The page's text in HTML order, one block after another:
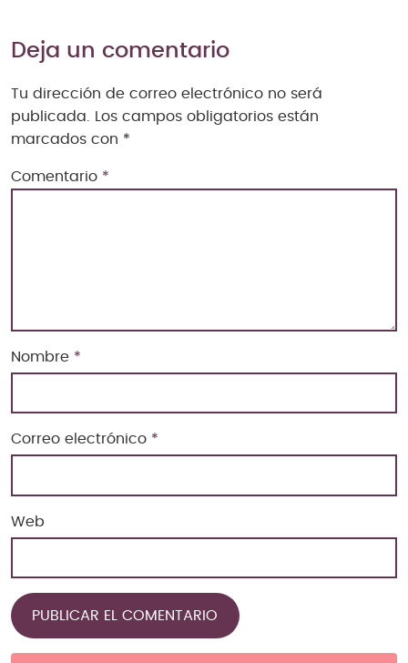
Deja un comentario
Tu dirección de correo electrónico no será
publicada.
Los campos obligatorios están
marcados con *
Comentario *
Nombre *
Correo electrónico *
Web